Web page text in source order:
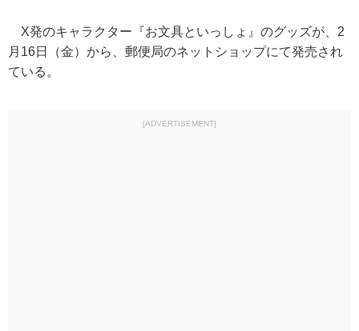
X発のキャラクター『お文具といっしょ』のグッズが、2
月16日（金）から、郵便局のネットショップにて発売され
ている。
[ADVERTISEMENT]